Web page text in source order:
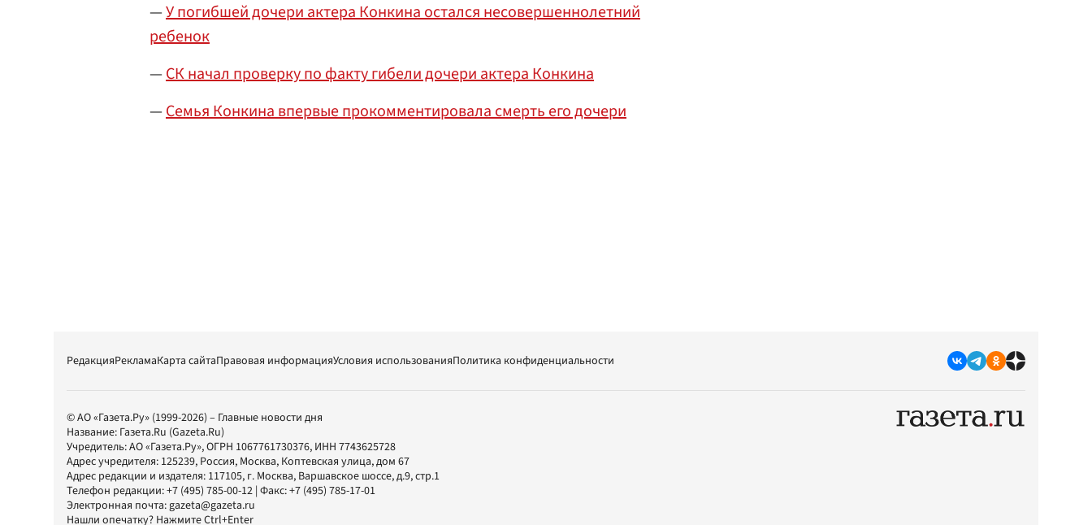
—У погибшей дочери актера Конкина остался несовершеннолетний
ребенок
—СК начал проверку по факту гибели дочери актера Конкина
—Семья Конкина впервые прокомментировала смерть его дочери
РедакцияРекламаКарта сайтаПравовая информацияУсловия использованияПолитика конфиденциальности
© АО «Газета.Ру» (1999-2026) – Главные новости дня
Название: Газета.Ru (Gazeta.Ru)
Учредитель:АО «Газета.Ру», ОГРН 1067761730376, ИНН 7743625728
Адрес учредителя: 125239, Россия, Москва, Коптевская улица, дом 67
Адрес редакции и издателя: 117105, г. Москва, Варшавское шоссе, д.9, стр.1
Телефон редакции:+7 (495) 785-00-12 | Факс:+7 (495) 785-17-01
Электронная почта:gazeta@gazeta.ru
Нашли опечатку? Нажмите Ctrl+Enter